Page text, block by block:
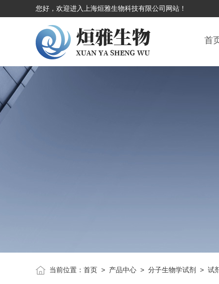
您好，欢迎进入上海烜雅生物科技有限公司网站！
首
当前位置： 首页> 产品中心> 分子生物学试剂 > 试